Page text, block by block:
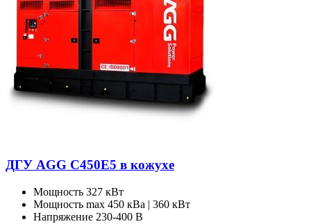
ДГУ AGG C450E5 в кожухе
Мощность 327 кВт
Мощность max 450 кВа | 360 кВт
Напряжение 230-400 В